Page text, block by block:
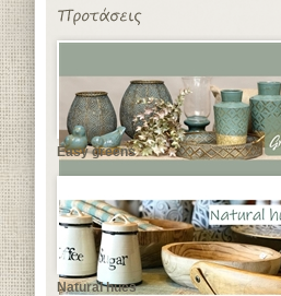
Easy greens
Natural hues